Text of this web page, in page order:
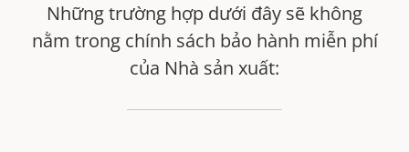
Những trường hợp dưới đây sẽ không
nằm trong chính sách bảo hành miễn phí
của Nhà sản xuất: